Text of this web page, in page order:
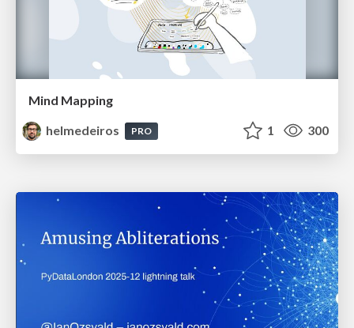
Mind Mapping
helmedeiros
PRO 1 300